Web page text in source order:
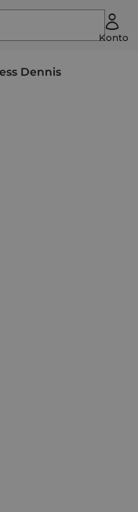
Konto
Dennis